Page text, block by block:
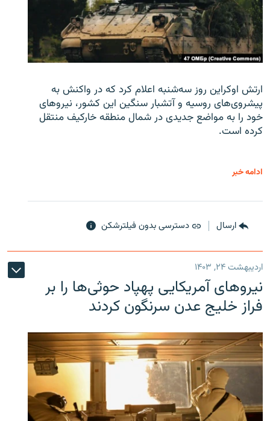
ارتش اوکراین روز سه‌شنبه اعلام کرد که در واکنش به
پیشروی‌های روسیه و آتشبار سنگین این کشور، نیروهای
خود را به مواضع جدیدی در شمال منطقه خارکیف منتقل
کرده است.
ادامه خبر
ارسال دسترسی بدون فیلترشکن
اردیبهشت ۲۴, ۱۴۰۳
نیروهای آمریکایی پهپاد حوثی‌ها را بر
فراز خلیج عدن سرنگون کردند